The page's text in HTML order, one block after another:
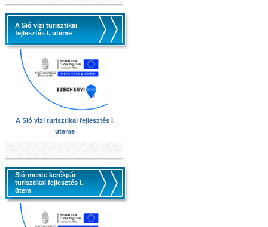
A Sió vízi turisztikai
fejlesztés I. üteme
A Sió vízi turisztikai fejlesztés I.
üteme
Sió-mente kerékpár
turisztikai fejlesztés I.
ütem